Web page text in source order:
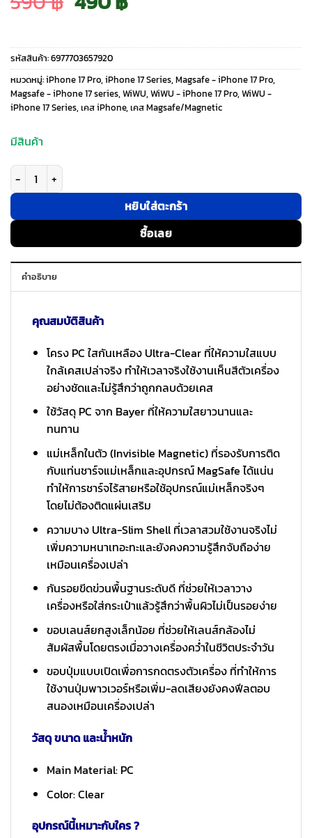
price
was:
590 ฿.
price
is:
490 ฿.
รหัสสินค้า:6977703657920
หมวดหมู่:iPhone 17 Pro, iPhone 17 Series, Magsafe - iPhone 17 Pro,
Magsafe - iPhone 17 series, WiWU, WiWU - iPhone 17 Pro, WiWU -
iPhone 17 Series, เคส iPhone, เคส Magsafe/Magnetic
มีสินค้า
จำนวน WiWU รุ่น iNVISIBLE Pro - เคส iPhone 17 Pro - สี Clear ชิ้น
หยิบใส่ตะกร้า
ซื้อเลย
คำอธิบาย
คุณสมบัติสินค้า
โครง PC ใสกันเหลือง Ultra-Clear ที่ให้ความใสแบบ
ใกล้เคสเปล่าจริง ทำให้เวลาจริงใช้งานเห็นสีตัวเครื่อง
อย่างชัดและไม่รู้สึกว่าถูกกลบด้วยเคส
ใช้วัสดุ PC จาก Bayer ที่ให้ความใสยาวนานและ
ทนทาน
แม่เหล็กในตัว (Invisible Magnetic) ที่รองรับการติด
กับแท่นชาร์จแม่เหล็กและอุปกรณ์ MagSafe ได้แน่น
ทำให้การชาร์จไร้สายหรือใช้อุปกรณ์แม่เหล็กจริงๆ
โดยไม่ต้องติดแผ่นเสริม
ความบาง Ultra-Slim Shell ที่เวลาสวมใช้งานจริงไม่
เพิ่มความหนาเทอะทะและยังคงความรู้สึกจับถือง่าย
เหมือนเครื่องเปล่า
กันรอยขีดข่วนพื้นฐานระดับดี ที่ช่วยให้เวลาวาง
เครื่องหรือใส่กระเป๋าแล้วรู้สึกว่าพื้นผิวไม่เป็นรอยง่าย
ขอบเลนส์ยกสูงเล็กน้อย ที่ช่วยให้เลนส์กล้องไม่
สัมผัสพื้นโดยตรงเมื่อวางเครื่องคว่ำในชีวิตประจำวัน
ขอบปุ่มแบบเปิดเพื่อการกดตรงตัวเครื่อง ที่ทำให้การ
ใช้งานปุ่มพาวเวอร์หรือเพิ่ม-ลดเสียงยังคงฟีลตอบ
สนองเหมือนเครื่องเปล่า
วัสดุ ขนาด และน้ำหนัก
Main Material: PC
Color: Clear
อุปกรณ์นี้เหมาะกับใคร ?